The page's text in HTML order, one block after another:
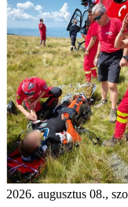
2026. augusztus 08.,